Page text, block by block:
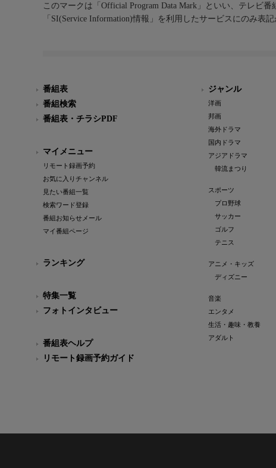
このマークは「Official Program Data Mark」といい、テレビ番
「SI(Service Information)情報」を利用したサービスにのみ表
番組表
番組検索
番組表・チラシPDF
マイメニュー
リモート録画予約
お気に入りチャンネル
見たい番組一覧
検索ワード登録
番組お知らせメール
マイ番組ページ
ランキング
特集一覧
フォトインタビュー
番組表ヘルプ
リモート録画予約ガイド
ジャンル
洋画
邦画
海外ドラマ
国内ドラマ
アジアドラマ
韓流まつり
スポーツ
プロ野球
サッカー
ゴルフ
テニス
アニメ・キッズ
ディズニー
音楽
エンタメ
生活・趣味・教養
アダルト